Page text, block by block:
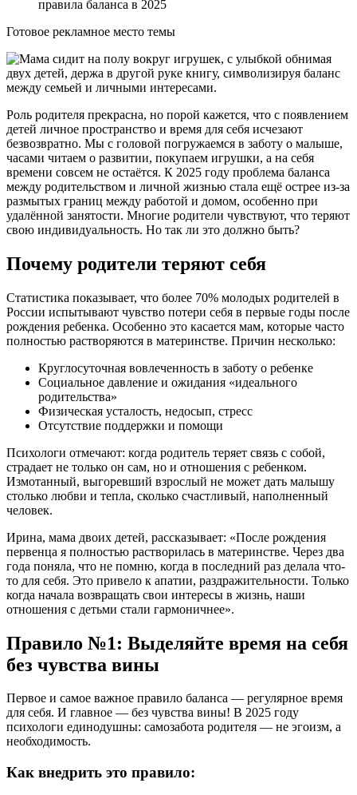
Готовое рекламное место темы
Роль родителя прекрасна, но порой кажется, что с появлением
детей личное пространство и время для себя исчезают
безвозвратно. Мы с головой погружаемся в заботу о малыше,
часами читаем о развитии, покупаем игрушки, а на себя
времени совсем не остаётся. К 2025 году проблема баланса
между родительством и личной жизнью стала ещё острее из-за
размытых границ между работой и домом, особенно при
удалённой занятости. Многие родители чувствуют, что теряют
свою индивидуальность. Но так ли это должно быть?
Почему родители теряют себя
Статистика показывает, что более 70% молодых родителей в
России испытывают чувство потери себя в первые годы после
рождения ребенка. Особенно это касается мам, которые часто
полностью растворяются в материнстве. Причин несколько:
Круглосуточная вовлеченность в заботу о ребенке
Социальное давление и ожидания «идеального
родительства»
Физическая усталость, недосып, стресс
Отсутствие поддержки и помощи
Психологи отмечают: когда родитель теряет связь с собой,
страдает не только он сам, но и отношения с ребенком.
Измотанный, выгоревший взрослый не может дать малышу
столько любви и тепла, сколько счастливый, наполненный
человек.
Ирина, мама двоих детей, рассказывает: «После рождения
первенца я полностью растворилась в материнстве. Через два
года поняла, что не помню, когда в последний раз делала что-
то для себя. Это привело к апатии, раздражительности. Только
когда начала возвращать свои интересы в жизнь, наши
отношения с детьми стали гармоничнее».
Правило №1: Выделяйте время на себя
без чувства вины
Первое и самое важное правило баланса — регулярное время
для себя. И главное — без чувства вины! В 2025 году
психологи единодушны: самозабота родителя — не эгоизм, а
необходимость.
Как внедрить это правило: